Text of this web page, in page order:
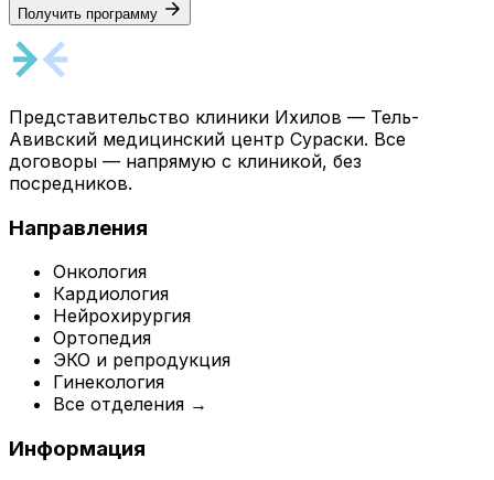
Получить программу
Представительство клиники Ихилов — Тель-
Авивский медицинский центр Сураски. Все
договоры — напрямую с клиникой, без
посредников.
Направления
Онкология
Кардиология
Нейрохирургия
Ортопедия
ЭКО и репродукция
Гинекология
Все отделения →
Информация